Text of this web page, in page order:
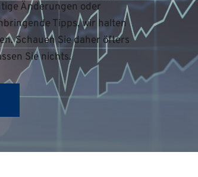
Änderungen oder
Tipps, wir halten
Schauen Sie daher öfters
Sie nichts.